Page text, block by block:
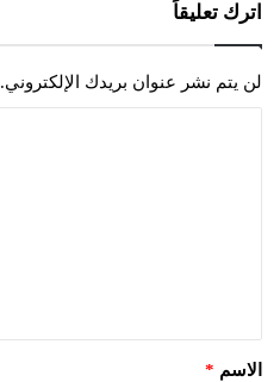
اترك تعليقاً
لن يتم نشر عنوان بريدك الإلكتروني.
الاسم *